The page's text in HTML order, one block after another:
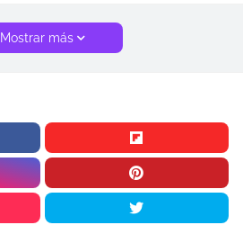
Mostrar más